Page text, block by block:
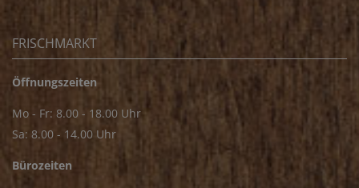
FRISCHMARKT
Öffnungszeiten
Mo - Fr: 8.00 - 18.00 Uhr
Sa: 8.00 - 14.00 Uhr
Bürozeiten